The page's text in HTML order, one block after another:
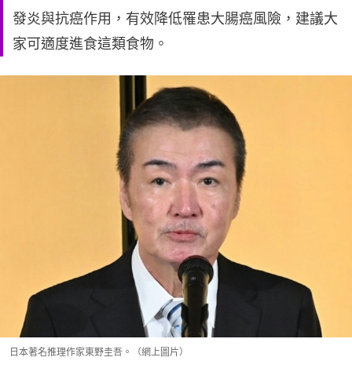
發炎與抗癌作用，有效降低罹患大腸癌風險，建議大
家可適度進食這類食物。
日本著名推理作家東野圭吾。（網上圖片）